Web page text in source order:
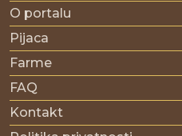
O portalu
Pijaca
Farme
FAQ
Kontakt